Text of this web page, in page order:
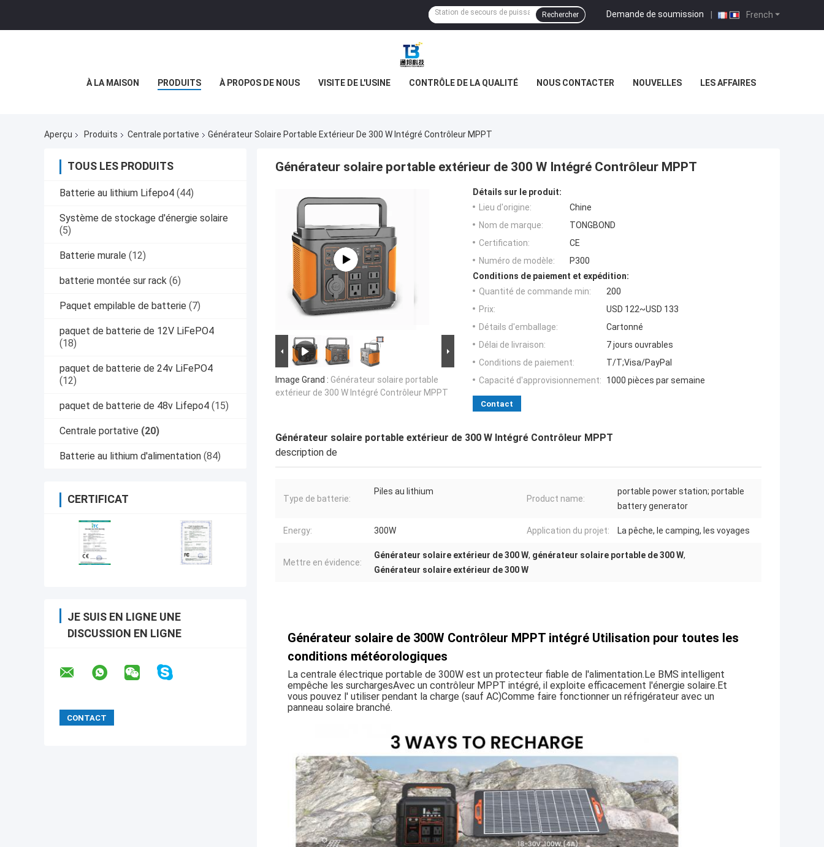
French
Demande de soumission |
Rechercher
À LA MAISON PRODUITS À PROPOS DE NOUS VISITE DE L'USINE CONTRÔLE DE LA QUALITÉ NOUS CONTACTER NOUVELLES LES AFFAIRES
Aperçu Produits Centrale portative Générateur Solaire Portable Extérieur De 300 W Intégré Contrôleur MPPT
TOUS LES PRODUITS
Batterie au lithium Lifepo4 (44)
Système de stockage d'énergie solaire
(5)
Batterie murale (12)
batterie montée sur rack (6)
Paquet empilable de batterie (7)
paquet de batterie de 12V LiFePO4
(18)
paquet de batterie de 24v LiFePO4
(12)
paquet de batterie de 48v Lifepo4 (15)
Centrale portative (20)
Batterie au lithium d'alimentation (84)
CERTIFICAT
JE SUIS EN LIGNE UNE
DISCUSSION EN LIGNE
Générateur solaire portable extérieur de 300 W Intégré Contrôleur MPPT
Image Grand : Générateur solaire portable
extérieur de 300 W Intégré Contrôleur MPPT
Détails sur le produit:
Lieu d'origine:
Chine
Nom de marque:
TONGBOND
Certification:
CE
Numéro de modèle:
P300
Conditions de paiement et expédition:
Quantité de commande min:
200
Prix:
USD 122~USD 133
Détails d'emballage:
Cartonné
Délai de livraison:
7 jours ouvrables
Conditions de paiement:
T/T;Visa/PayPal
Capacité d'approvisionnement:
1000 pièces par semaine
Contact
Générateur solaire portable extérieur de 300 W Intégré Contrôleur MPPT
description de
Type de batterie:
Piles au lithium
Product name:
portable power station; portable
battery generator
Energy: 300W Application du projet: La pêche, le camping, les voyages
Mettre en évidence:
Générateur solaire extérieur de 300 W, générateur solaire portable de 300 W,
Générateur solaire extérieur de 300 W
Générateur solaire de 300W Contrôleur MPPT intégré Utilisation pour toutes les
conditions météorologiques
La centrale électrique portable de 300W est un protecteur fiable de l'alimentation.Le BMS intelligent
empêche les surchargesAvec un contrôleur MPPT intégré, il exploite efficacement l'énergie solaire.Et
vous pouvez l' utiliser pendant la charge (sauf AC)Comme faire fonctionner un réfrigérateur avec un
panneau solaire branché.